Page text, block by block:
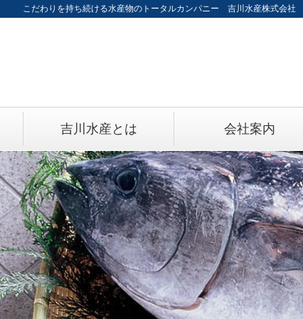
こだわりを持ち続ける水産物のトータルカンパニー 吉川水産株式会社
吉川水産とは 会社案内